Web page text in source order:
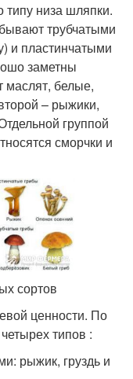
типу низа шляпки.
трубчатыми
и пластинчатыми
заметны
маслят, белые,
– рыжики,
группой
сморчки и
сортов
ценности. По
типов :
рыжик, груздь и